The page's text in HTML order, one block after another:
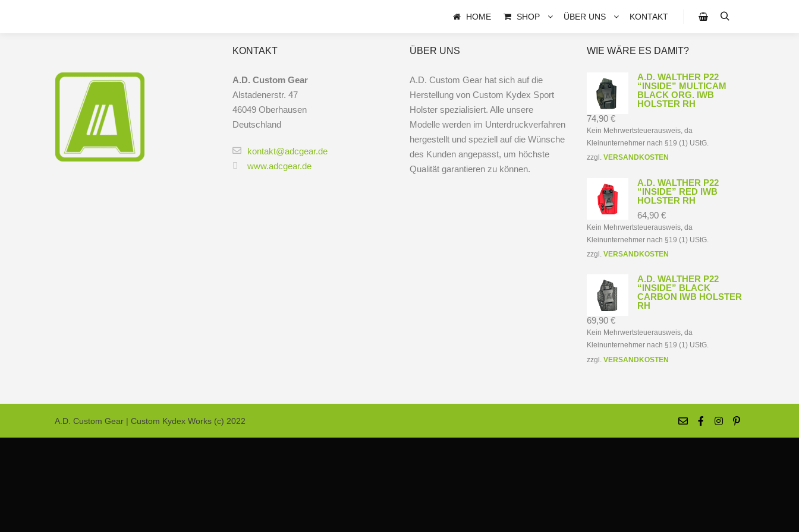
HOME SHOP ÜBER UNS KONTAKT
KONTAKT
A.D. Custom Gear
Alstadenerstr. 47
46049 Oberhausen
Deutschland
kontakt@adcgear.de
www.adcgear.de
ÜBER UNS
A.D. Custom Gear hat sich auf die
Herstellung von Custom Kydex Sport
Holster spezialisiert. Alle unsere
Modelle werden im Unterdruckverfahren
hergestellt und speziell auf die Wünsche
des Kunden angepasst, um höchste
Qualität garantieren zu können.
WIE WÄRE ES DAMIT?
A.D. WALTHER P22
“INSIDE” MULTICAM
BLACK ORG. IWB
HOLSTER RH
74,90€
Kein Mehrwertsteuerausweis, da
Kleinunternehmer nach §19 (1) UStG.
zzgl.VERSANDKOSTEN
A.D. WALTHER P22
“INSIDE” RED IWB
HOLSTER RH
64,90€
Kein Mehrwertsteuerausweis, da
Kleinunternehmer nach §19 (1) UStG.
zzgl.VERSANDKOSTEN
A.D. WALTHER P22
“INSIDE” BLACK
CARBON IWB HOLSTER
RH
69,90€
Kein Mehrwertsteuerausweis, da
Kleinunternehmer nach §19 (1) UStG.
zzgl.VERSANDKOSTEN
A.D. Custom Gear | Custom Kydex Works (c) 2022